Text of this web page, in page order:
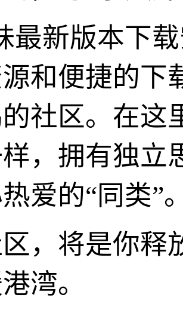
最新版本下
和便捷的下
社区。在这
，拥有独立
爱的“同类”
，将是你释
湾。